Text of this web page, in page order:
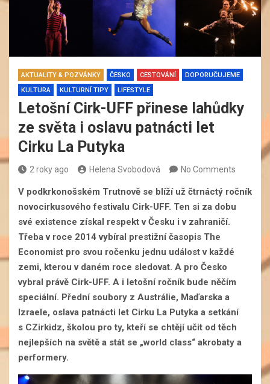
AKTUALITY & POZVÁNKY ČESKO CESTOVÁNÍ
DOPORUČUJEME
KULTURA
KULTURNÍ TIPY LIFESTYLE
Letošní Cirk-UFF přinese lahůdky
ze světa i oslavu patnácti let
Cirku La Putyka
2 roky ago Helena Svobodová No Comments
V podkrkonošském Trutnově se blíží už čtrnáctý ročník
novocirkusového festivalu Cirk-UFF. Ten si za dobu
své existence získal respekt v Česku i v zahraničí.
Třeba v roce 2014 vybíral prestižní časopis The
Economist pro svou ročenku jednu událost v každé
zemi, kterou v daném roce sledovat. A pro Česko
vybral právě Cirk-UFF. A i letošní ročník bude něčím
speciální. Přední soubory z Austrálie, Maďarska a
Izraele, oslava patnácti let Cirku La Putyka a setkání
s CZirkidz, školou pro ty, kteří se chtějí učit od těch
nejlepších na světě a stát se „world class“ akrobaty a
performery.